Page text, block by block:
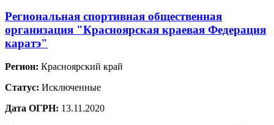
Региональная спортивная общественная
организация "Красноярская краевая Федерация
каратэ"
Регион: Красноярский край
Статус: Исключенные
Дата ОГРН: 13.11.2020